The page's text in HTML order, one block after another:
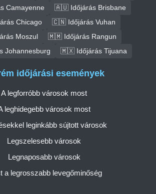
Camayenne
🇦🇺 Időjárás Brisbane
Chicago
🇨🇳 Időjárás Vuhan
Moszul
🇲🇲 Időjárás Rangun
🇲🇽 Időjárás Tijuana
időjárási események
A legforróbb városok most
leghidegebb városok most
leginkább sújtott városok
Legszelesebb városok
Legnaposabb városok
a legrosszabb levegőminőség